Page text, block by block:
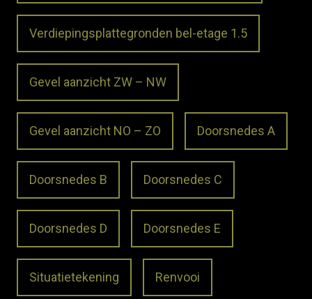
Verdiepingsplattegronden bel-etage 1.5
Gevel aanzicht ZW – NW
Gevel aanzicht NO – ZO Doorsnedes A
Doorsnedes B Doorsnedes C
Doorsnedes D Doorsnedes E
Situatietekening Renvooi